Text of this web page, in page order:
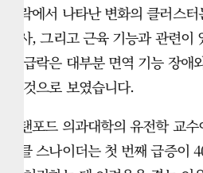
급락에서 나타난 변화의 클러스
대사, 그리고 근육 기능과 관련
째 급락은 대부분 면역 기능 장
는 것으로 보였습니다.
스탠포드 의과대학의 유전학 교
이클 스나이더는 첫 번째 급증이